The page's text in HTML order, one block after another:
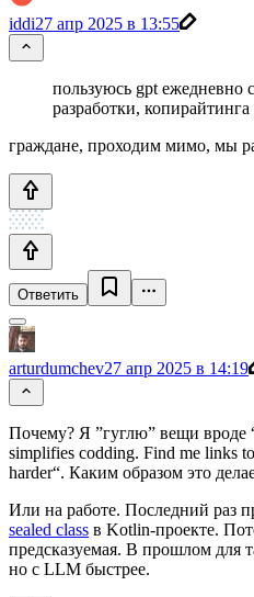
iddi27 апр 2025 в 13:55
пользуюсь gpt ежедневно
разработки,
граждане, проходим мимо, мы
Ответить
arturdumchev27 апр 2025 в 14:19
Почему? Я ”гуглю” вещи вроде
simplifies codding. Find me links
harder“. Каким образом это
Или на работе. Последний раз
sealed class в Kotlin-проекте.
предсказуемая. В прошлом для
но с LLM быстрее.